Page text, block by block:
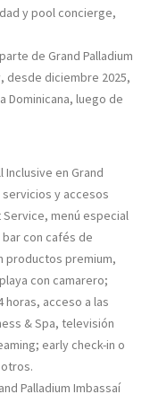
y pool concierge,
de Grand Palladium
desde diciembre 2025,
Dominicana, luego de
Inclusive en Grand
servicios y accesos
Service, menú especial
bar con cafés de
productos premium,
con camarero;
horas, acceso a las
& Spa, televisión
early check-in o
Palladium Imbassaí